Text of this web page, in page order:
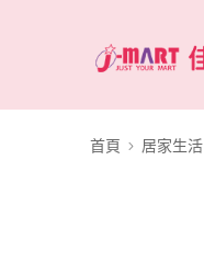
首頁 居家生活